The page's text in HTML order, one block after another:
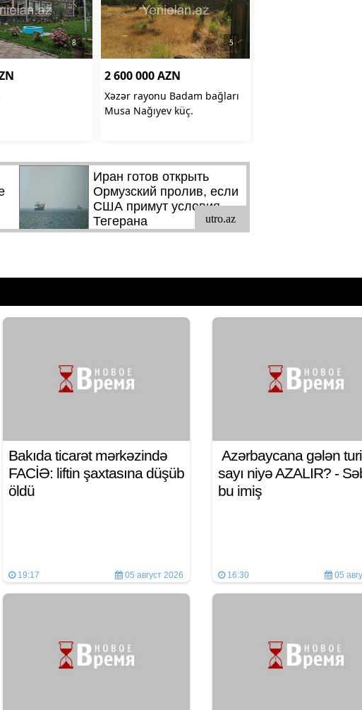
Bakıda ticarət mərkəzində
FACİƏ: liftin şaxtasına düşüb
öldü
19:17 05 август 2026
Azərbaycana gələn
sayı niyə AZALIR? -
bu imiş
16:30 05